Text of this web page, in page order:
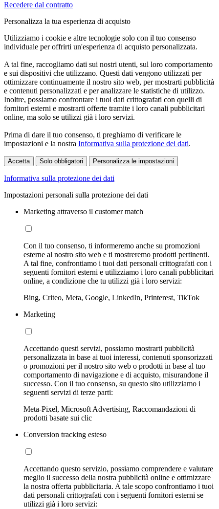
Recedere dal contratto
Personalizza la tua esperienza di acquisto
Utilizziamo i cookie e altre tecnologie solo con il tuo consenso
individuale per offrirti un'esperienza di acquisto personalizzata.
A tal fine, raccogliamo dati sui nostri utenti, sul loro comportamento
e sui dispositivi che utilizzano. Questi dati vengono utilizzati per
ottimizzare continuamente il nostro sito web, per mostrarti pubblicità
e contenuti personalizzati e per analizzare le statistiche di utilizzo.
Inoltre, possiamo confrontare i tuoi dati crittografati con quelli di
fornitori esterni e mostrarti offerte tramite i loro canali pubblicitari
online, ma solo se utilizzi già i loro servizi.
Prima di dare il tuo consenso, ti preghiamo di verificare le
impostazioni e la nostra Informativa sulla protezione dei dati.
Accetta Solo obbligatori Personalizza le impostazioni
Informativa sulla protezione dei dati
Impostazioni personali sulla protezione dei dati
Marketing attraverso il customer match
Con il tuo consenso, ti informeremo anche su promozioni
esterne al nostro sito web e ti mostreremo prodotti pertinenti.
A tal fine, confrontiamo i tuoi dati personali crittografati con i
seguenti fornitori esterni e utilizziamo i loro canali pubblicitari
online, a condizione che tu utilizzi già i loro servizi:
Bing, Criteo, Meta, Google, LinkedIn, Printerest, TikTok
Marketing
Accettando questi servizi, possiamo mostrarti pubblicità
personalizzata in base ai tuoi interessi, contenuti sponsorizzati
o promozioni per il nostro sito web o prodotti in base al tuo
comportamento di navigazione e di acquisto, misurandone il
successo. Con il tuo consenso, su questo sito utilizziamo i
seguenti servizi di terze parti:
Meta-Pixel, Microsoft Advertising, Raccomandazioni di
prodotti basate sui clic
Conversion tracking esteso
Accettando questo servizio, possiamo comprendere e valutare
meglio il successo della nostra pubblicità online e ottimizzare
la nostra offerta pubblicitaria. A tale scopo confrontiamo i tuoi
dati personali crittografati con i seguenti fornitori esterni se
utilizzi già i loro servizi: